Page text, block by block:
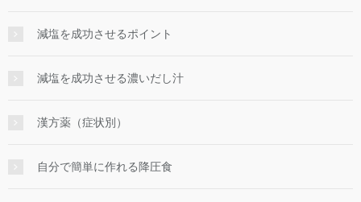
減塩を成功させるポイント
減塩を成功させる濃いだし汁
漢方薬（症状別）
自分で簡単に作れる降圧食